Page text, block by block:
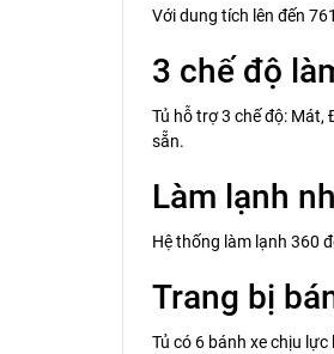
Với dung tích lên đến
3 chế độ
Tủ hỗ trợ 3 chế độ:
sẵn.
Làm lạnh
Hệ thống làm lạnh 360
Trang bị
Tủ có 6 bánh xe chịu